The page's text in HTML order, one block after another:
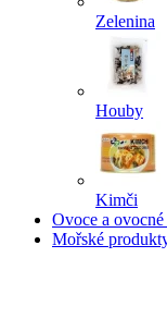
Zelenina
Houby
Kimči
Ovoce a
Mořské